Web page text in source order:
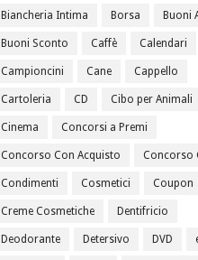
Biancheria Intima Borsa Buoni
Buoni Sconto Caffè Calendari
Campioncini Cane Cappello
Cartoleria CD Cibo per Animali
Cinema Concorsi a Premi
Concorso Con Acquisto Concorso
Condimenti Cosmetici Coupon
Creme Cosmetiche Dentifricio
Deodorante Detersivo DVD